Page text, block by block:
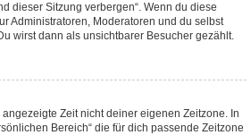
dieser Sitzung verbergen“. Wenn du diese
Administratoren, Moderatoren und du selbst
wirst dann als unsichtbarer Besucher gezählt.
Zeit nicht deiner eigenen Zeitzone. In
Bereich“ die für dich passende Zeitzone